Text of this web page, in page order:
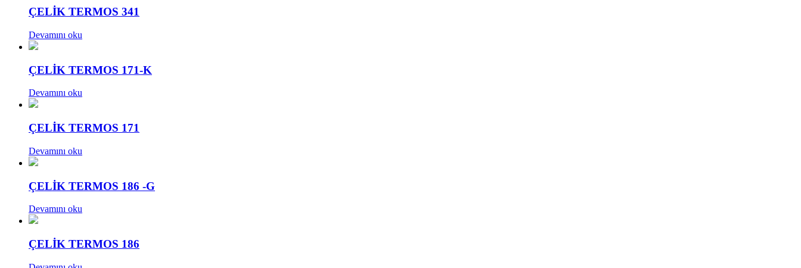
ÇELİK TERMOS 341
Devamını oku
ÇELİK TERMOS 171-K
Devamını oku
ÇELİK TERMOS 171
Devamını oku
ÇELİK TERMOS 186 -G
Devamını oku
ÇELİK TERMOS 186